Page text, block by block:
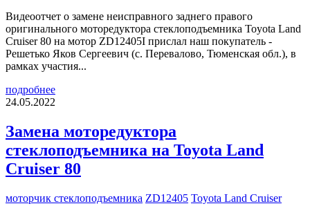
Видеоотчет о замене неисправного заднего правого
оригинального моторедуктора стеклоподъемника Toyota Land
Cruiser 80 на мотор ZD12405I прислал наш покупатель -
Решетько Яков Сергеевич (с. Перевалово, Тюменская обл.), в
рамках участия...
подробнее
24.05.2022
Замена моторедуктора
стеклоподъемника на Toyota Land
Cruiser 80
моторчик стеклоподъемника ZD12405 Toyota Land Cruiser